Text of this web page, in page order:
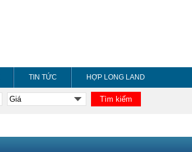
TIN TỨC HỢP LONG LAND